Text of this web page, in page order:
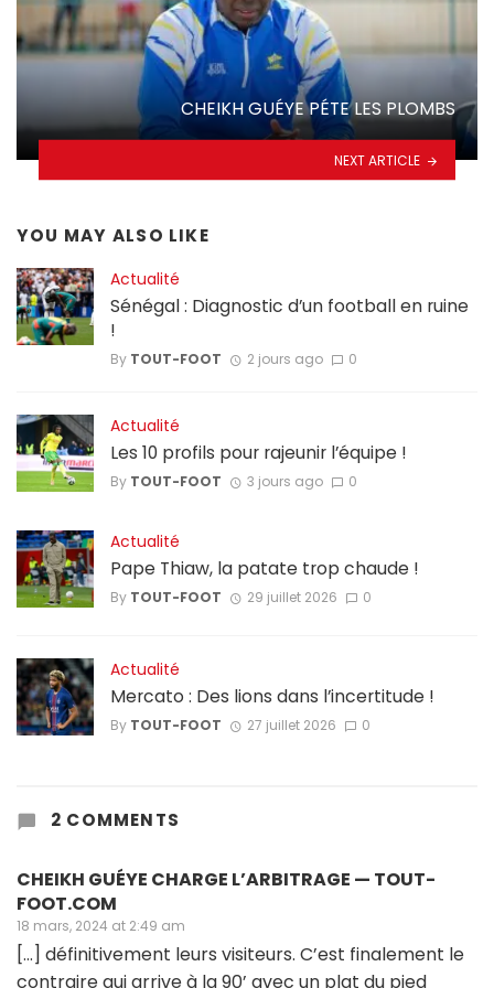
CHEIKH GUÉYE PÉTE LES PLOMBS
NEXT ARTICLE
YOU MAY ALSO LIKE
Actualité
Sénégal : Diagnostic d’un football en ruine
!
By TOUT-FOOT 2 jours ago 0
Actualité
Les 10 profils pour rajeunir l’équipe !
By TOUT-FOOT 3 jours ago 0
Actualité
Pape Thiaw, la patate trop chaude !
By TOUT-FOOT 29 juillet 2026 0
Actualité
Mercato : Des lions dans l’incertitude !
By TOUT-FOOT 27 juillet 2026 0
2 COMMENTS
CHEIKH GUÉYE CHARGE L’ARBITRAGE — TOUT-
FOOT.COM
18 mars, 2024 at 2:49 am
[…] définitivement leurs visiteurs. C’est finalement le
contraire qui arrive à la 90’ avec un plat du pied